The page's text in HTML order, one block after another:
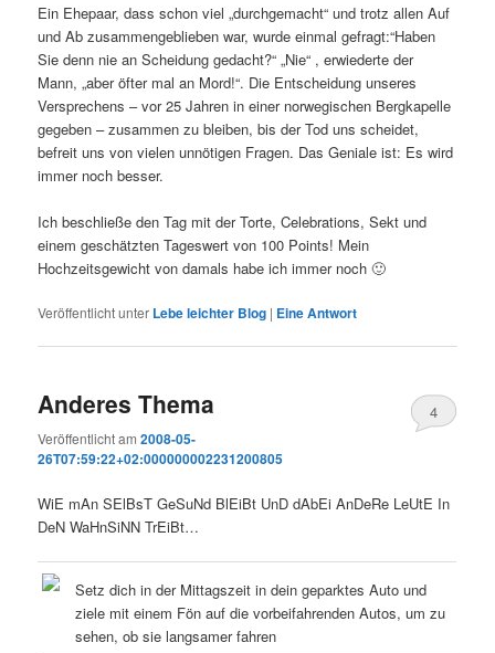
Ein Ehepaar, dass schon viel „durchgemacht“ und trotz allen Auf
und Ab zusammengeblieben war, wurde einmal gefragt:“Haben
Sie denn nie an Scheidung gedacht?“ „Nie“ , erwiederte der
Mann, „aber öfter mal an Mord!“. Die Entscheidung unseres
Versprechens – vor 25 Jahren in einer norwegischen Bergkapelle
gegeben – zusammen zu bleiben, bis der Tod uns scheidet,
befreit uns von vielen unnötigen Fragen. Das Geniale ist: Es wird
immer noch besser.
Ich beschließe den Tag mit der Torte, Celebrations, Sekt und
einem geschätzten Tageswert von 100 Points! Mein
Hochzeitsgewicht von damals habe ich immer noch 🙂
Veröffentlicht unter Lebe leichter Blog | EineAntwort
Anderes Thema
Veröffentlicht am2008-05-
26T07:59:22+02:000000002231200805
4
WiE mAn SElBsT GeSuNd BlEiBt UnD dAbEi AnDeRe LeUtE In
DeN WaHnSiNN TrEiBt…
Setz dich in der Mittagszeit in dein geparktes Auto und
ziele mit einem Fön auf die vorbeifahrenden Autos, um zu
sehen, ob sie langsamer fahren